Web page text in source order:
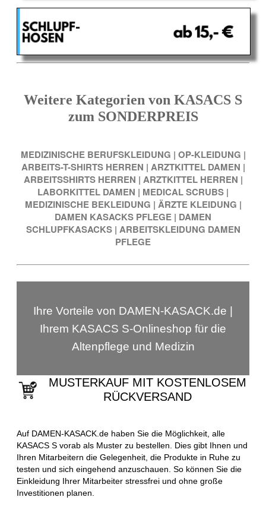
Weitere Kategorien von KASACS S
zum SONDERPREIS
MEDIZINISCHE BERUFSKLEIDUNG | OP-KLEIDUNG |
ARBEITS-T-SHIRTS HERREN | ARZTKITTEL DAMEN |
ARBEITSSHIRTS HERREN | ARZTKITTEL HERREN |
LABORKITTEL DAMEN | MEDICAL SCRUBS |
MEDIZINISCHE BEKLEIDUNG | ÄRZTE KLEIDUNG |
DAMEN KASACKS PFLEGE | DAMEN
SCHLUPFKASACKS | ARBEITSKLEIDUNG DAMEN
PFLEGE
Ihre Vorteile von DAMEN-KASACK.de |
Ihrem KASACS S-Onlineshop für die
Altenpflege und Medizin
MUSTERKAUF MIT KOSTENLOSEM
RÜCKVERSAND
Auf DAMEN-KASACK.de haben Sie die Möglichkeit, alle
KASACS S vorab als Muster zu bestellen. Dies gibt Ihnen und
Ihren Mitarbeitern die Gelegenheit, die Produkte in Ruhe zu
testen und sich eingehend anzuschauen. So können Sie die
Einkleidung Ihrer Mitarbeiter stressfrei und ohne große
Investitionen planen.